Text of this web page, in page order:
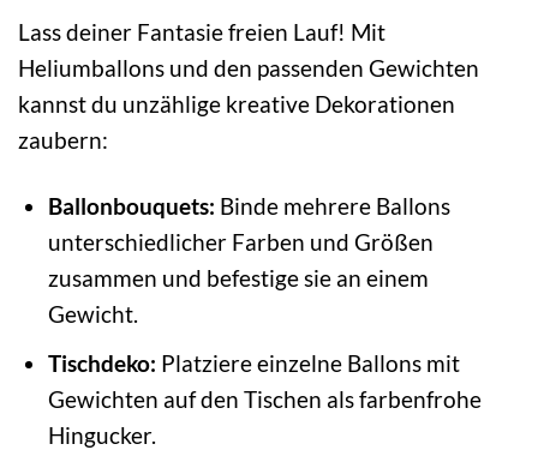
Lass deiner Fantasie freien Lauf! Mit
Heliumballons und den passenden Gewichten
kannst du unzählige kreative Dekorationen
zaubern:
Ballonbouquets: Binde mehrere Ballons
unterschiedlicher Farben und Größen
zusammen und befestige sie an einem
Gewicht.
Tischdeko: Platziere einzelne Ballons mit
Gewichten auf den Tischen als farbenfrohe
Hingucker.